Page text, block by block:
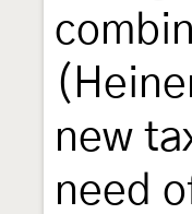
new
need